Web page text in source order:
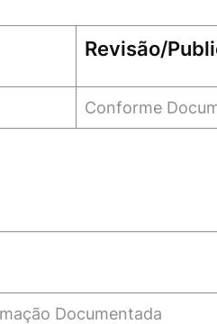
Revisão/
Conforme
Documentada